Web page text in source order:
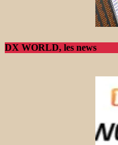
DX WORLD, les news